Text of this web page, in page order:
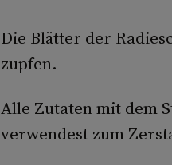
Die Blätter der
zupfen.
Alle Zutaten mit dem
verwendest zum